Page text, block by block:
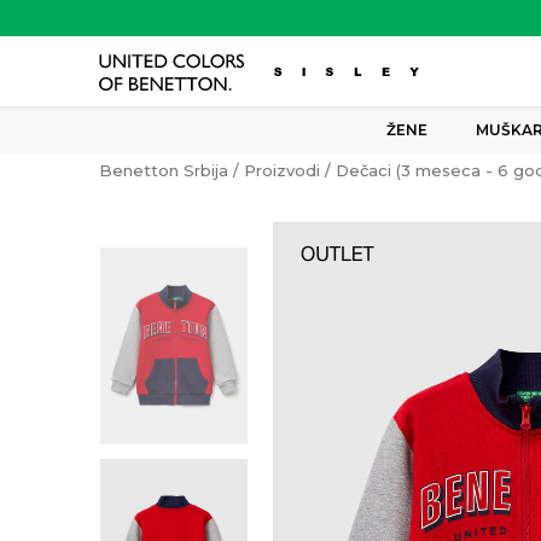
ŽENE
Benetton Srbija Proizvodi Dečaci (3 meseca - 6